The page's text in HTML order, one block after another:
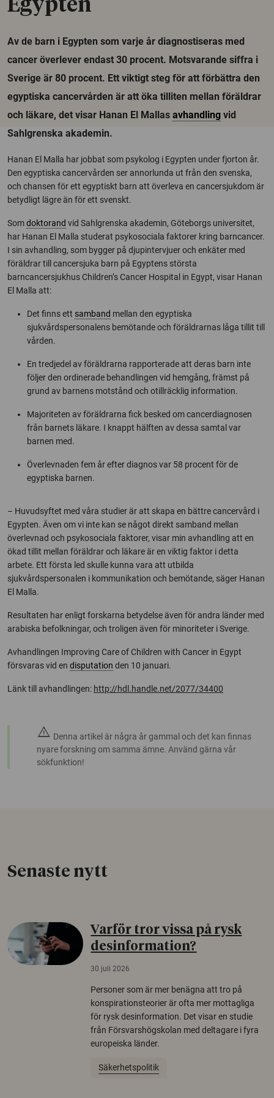
Egypten
Av de barn i Egypten som varje år diagnostiseras med
cancer överlever endast 30 procent. Motsvarande siffra i
Sverige är 80 procent. Ett viktigt steg för att förbättra den
egyptiska cancervården är att öka tilliten mellan föräldrar
och läkare, det visar Hanan El Mallas avhandling vid
Sahlgrenska akademin.
Hanan El Malla har jobbat som psykolog i Egypten under fjorton år.
Den egyptiska cancervården ser annorlunda ut från den svenska,
och chansen för ett egyptiskt barn att överleva en cancersjukdom är
betydligt lägre än för ett svenskt.
Somdoktorand vid Sahlgrenska akademin, Göteborgs universitet,
har Hanan El Malla studerat psykosociala faktorer kring barncancer.
I sin avhandling, som bygger på djupintervjuer och enkäter med
föräldrar till cancersjuka barn på Egyptens största
barncancersjukhus Children’s Cancer Hospital in Egypt, visar Hanan
El Malla att:
Det finns ett samband mellan den egyptiska
sjukvårdspersonalens bemötande och föräldrarnas låga tillit till
vården.
En tredjedel av föräldrarna rapporterade att deras barn inte
följer den ordinerade behandlingen vid hemgång, främst på
grund av barnens motstånd och otillräcklig information.
Majoriteten av föräldrarna fick besked om cancerdiagnosen
från barnets läkare. I knappt hälften av dessa samtal var
barnen med.
Överlevnaden fem år efter diagnos var 58 procent för de
egyptiska barnen.
– Huvudsyftet med våra studier är att skapa en bättre cancervård i
Egypten. Även om vi inte kan se något direkt samband mellan
överlevnad och psykosociala faktorer, visar min avhandling att en
ökad tillit mellan föräldrar och läkare är en viktig faktor i detta
arbete. Ett första led skulle kunna vara att utbilda
sjukvårdspersonalen i kommunikation och bemötande, säger Hanan
El Malla.
Resultaten har enligt forskarna betydelse även för andra länder med
arabiska befolkningar, och troligen även för minoriteter i Sverige.
Avhandlingen Improving Care of Children with Cancer in Egypt
försvaras vid en disputation den 10 januari.
Länk till avhandlingen: http://hdl.handle.net/2077/34400
warning Denna artikel är några år gammal och det kan finnas
nyare forskning om samma ämne. Använd gärna vår
sökfunktion!
Senaste nytt
Varför tror vissa på rysk
desinformation?
30 juli 2026
Personer som är mer benägna att tro på
konspirationsteorier är ofta mer mottagliga
för rysk desinformation. Det visar en studie
från Försvarshögskolan med deltagare i fyra
europeiska länder.
Säkerhetspolitik